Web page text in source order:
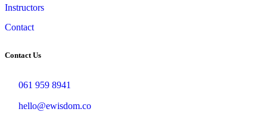
Instructors
Contact
Contact Us
061 959 8941
hello@ewisdom.co